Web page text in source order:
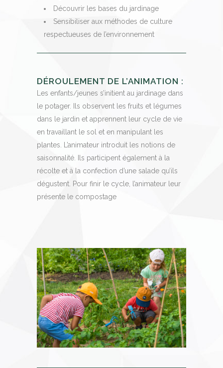
Découvrir les bases du jardinage
Sensibiliser aux méthodes de culture
respectueuses de l’environnement
DÉROULEMENT DE L’ANIMATION :
Les enfants/jeunes s’initient au jardinage dans
le potager. Ils observent les fruits et légumes
dans le jardin et apprennent leur cycle de vie
en travaillant le sol et en manipulant les
plantes. L’animateur introduit les notions de
saisonnalité. Ils participent également à la
récolte et à la confection d’une salade qu’ils
dégustent. Pour finir le cycle, l’animateur leur
présente le compostage